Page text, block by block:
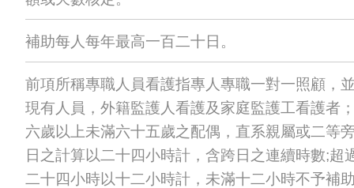
補助每人每年最高一百二十日。
前項所稱專職人員看護指專人專職一對一照顧，
現有人員，外籍監護人看護及家庭監護工看護者
六歲以上未滿六十五歲之配偶，直系親屬或二等
日之計算以二十四小時計，含跨日之連續時數;超
二十四小時以十二小時計，未滿十二小時不予補